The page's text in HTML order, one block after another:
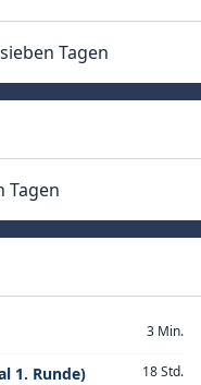
Tagen
Tagen
3 Min.
1. Runde) 18 Std.